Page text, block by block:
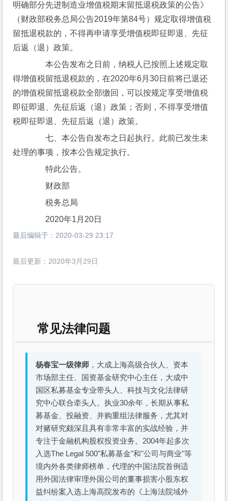
明确部分先进制造业增值税期末留抵退税政策的公告》
（财政部税务总局公告2019年第84号）规定取得增值税
留抵退税款的，不得再申请享受增值税即征即退、先征
后返（退）政策。
本公告发布之日前，纳税人已按照上述规定取
得增值税留抵退税款的，在2020年6月30日前将已退还
的增值税留抵退税款全部缴回，可以按规定享受增值税
即征即退、先征后返（退）政策；否则，不得享受增值
税即征即退、先征后返（退）政策。
七、本公告自发布之日起执行。此前已发生未
处理的事项，按本公告规定执行。
特此公告。
财政部
税务总局
2020年1月20日
最后编辑于： 2020-03-29 23:17
最后更新：2020年3月29日
常见法律问题
杨春宝一级律师 ，大成上海高级合伙人、资本
市场部主任、国资基金研究中心主任，大成中
国区私募基金专业带头人、科技与文化法律研
究中心联合牵头人。执业30余年，长期从事私
募基金、投融资、并购重组法律服务，尤其对
对赌研究颇深且具有非常丰富的实战经验，并
专注于金融机构股权投资业务。2004年起多次
入选The Legal 500"私募基金"和"公司与商业"等
境内外各类律师榜单，代理的中国法院首例适
用外国法律审理外国公司的董事损害小股东权
益纠纷案入选上海高院发布的《上海法院域外